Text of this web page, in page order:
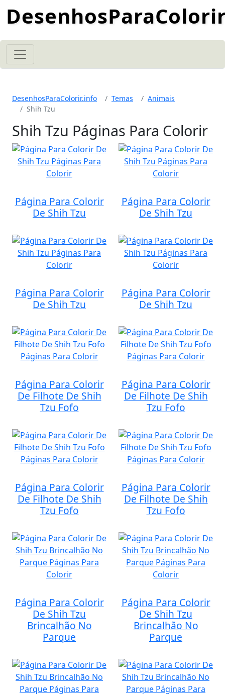
DesenhosParaColorir.info Temas
Animais
Shih Tzu
Shih Tzu Páginas Para Colorir
Página Para Colorir
De Shih Tzu
Página Para Colorir
De Shih Tzu
Página Para Colorir
De Shih Tzu
Página Para Colorir
De Shih Tzu
Página Para Colorir
De Filhote De Shih
Tzu Fofo
Página Para Colorir
De Filhote De Shih
Tzu Fofo
Página Para Colorir
De Filhote De Shih
Tzu Fofo
Página Para Colorir
De Filhote De Shih
Tzu Fofo
Página Para Colorir
De Shih Tzu
Brincalhão No
Parque
Página Para Colorir
De Shih Tzu
Brincalhão No
Parque